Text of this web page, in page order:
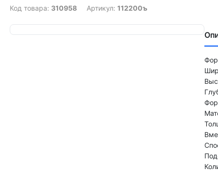
Код товара: 310958 Артикул: 112200ъ